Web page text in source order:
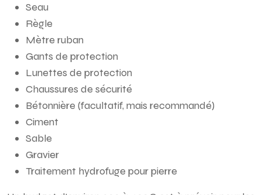
Seau
Règle
Mètre ruban
Gants de protection
Lunettes de protection
Chaussures de sécurité
Bétonnière (facultatif, mais recommandé)
Ciment
Sable
Gravier
Traitement hydrofuge pour pierre